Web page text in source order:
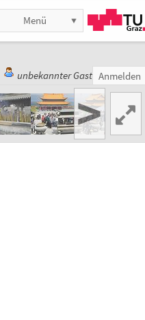
Menü
unbekannter Gast Anmelden
>